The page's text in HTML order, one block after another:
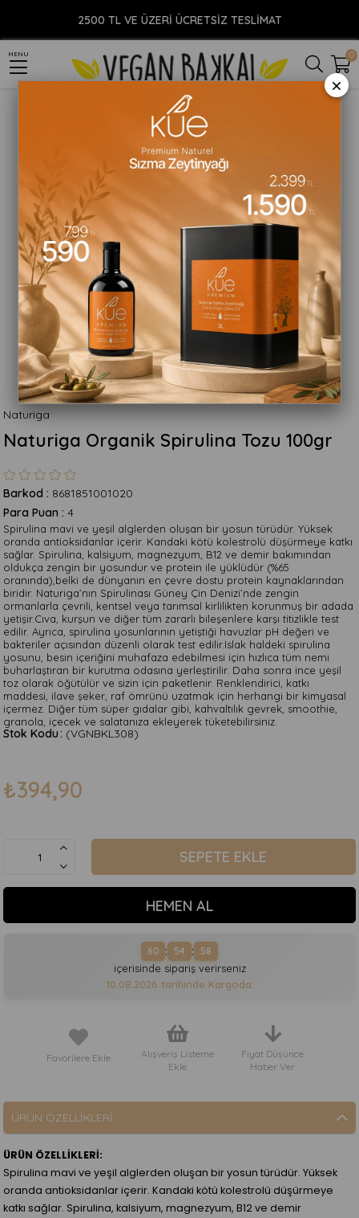
2500 TL VE ÜZERİ ÜCRETSİZ TESLİMAT
MENU 0
Gıda Takviyesi Spirulina Takviye Naturiga Organik Spirulina Tozu 100gr
Naturiga
Naturiga Organik Spirulina Tozu 100gr
Barkod : 8681851001020
Para Puan : 4
Spirulina mavi ve yeşil alglerden oluşan bir yosun türüdür. Yüksek
oranda antioksidanlar içerir. Kandaki kötü kolestrolü düşürmeye katkı
sağlar. Spirulina, kalsiyum, magnezyum, B12 ve demir bakımından
oldukça zengin bir yosundur ve protein ile yüklüdür (%65
oranında),belki de dünyanın en çevre dostu protein kaynaklarından
biridir. Naturiga’nın Spirulinası Güney Çin Denizi’nde zengin
ormanlarla çevrili, kentsel veya tarımsal kirlilikten korunmuş bir adada
yetişir.Cıva, kurşun ve diğer tüm zararlı bileşenlere karşı titizlikle test
edilir. Ayrıca, spirulina yosunlarının yetiştiği havuzlar pH değeri ve
bakteriler açısından düzenli olarak test edilir.Islak haldeki spirulina
yosunu, besin içeriğini muhafaza edebilmesi için hızlıca tüm nemi
buharlaştıran bir kurutma odasına yerleştirilir. Daha sonra ince yeşil
toz olarak öğütülür ve sizin için paketlenir. Renklendirici, katkı
maddesi, ilave şeker, raf ömrünü uzatmak için herhangi bir kimyasal
içermez. Diğer tüm süper gıdalar gibi, kahvaltılık gevrek, smoothie,
granola, içecek ve salatanıza ekleyerek tüketebilirsiniz.
(VGNBKL308)
Stok Kodu
₺394,90
60 : 54 : 57
içerisinde sipariş verirseniz
10.08.2026 tarihinde Kargoda.
Favorilere Ekle
Alışveriş Listeme
Ekle
Fiyat Düşünce
Haber Ver
ÜRÜN ÖZELLIKLERI
ÜRÜN ÖZELLİKLERİ:
Spirulina mavi ve yeşil alglerden oluşan bir yosun türüdür. Yüksek
oranda antioksidanlar içerir. Kandaki kötü kolestrolü düşürmeye
katkı sağlar. Spirulina, kalsiyum, magnezyum, B12 ve demir
×